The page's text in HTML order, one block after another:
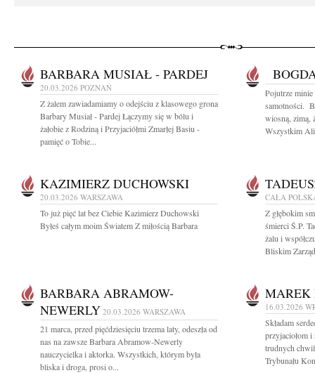
BARBARA MUSIAŁ - PARDEJ
20.03.2026 POZNAŃ
Z żalem zawiadamiamy o odejściu z klasowego grona
Barbary Musiał - Pardej Łączymy się w bólu i
żałobie z Rodziną i Przyjaciółmi Zmarłej Basiu -
pamięć o Tobie...
Pojutrze minie
samotności.
wiosną, zimą,
Wszystkim
KAZIMIERZ DUCHOWSKI
20.03.2026 WARSZAWA
To już pięć lat bez Ciebie Kazimierz Duchowski
Byłeś całym moim Światem Z miłością Barbara
CAŁA
Z głębokim
śmierci Ś.P.
żalu i
Bliskim
BARBARA ABRAMOW-
NEWERLY 20.03.2026 WARSZAWA
21 marca, przed pięćdziesięciu trzema laty, odeszła od
nas na zawsze Barbara Abramow-Newerly
nauczycielka i aktorka. Wszystkich, którym była
bliska i droga, prosi o...
MAREK
16.03.2026
Składam
przyjaciołom
trudnych
Trybunału